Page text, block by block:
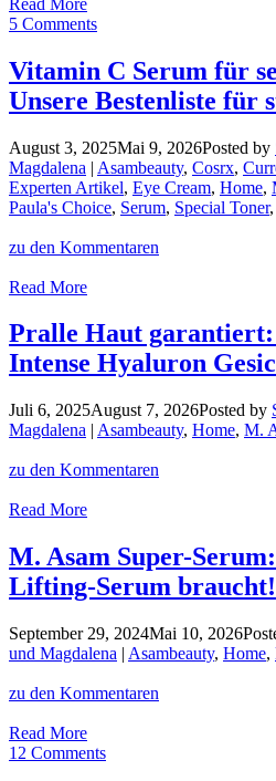
Asam
schon
Weihnachten?
Aber
beeilt
euch!
5 Comments
Vitamin C Serum für
Unsere Bestenliste für
August 3, 2025Mai 9, 2026Posted by
Magdalena | Asambeauty, Cosrx,
Experten Artikel, Eye Cream, Home,
Paula's Choice, Serum, Special Toner,
zu den Kommentaren
Read MoreVitamin
Serum
für
sensible
Unsere
Bestenliste
für
strahlende
Pralle Haut
Intense Hyaluron
Juli 6, 2025August 7, 2026Posted by
Magdalena | Asambeauty, Home, M.
zu den Kommentaren
Read MorePralle
garantiert:
M.
Asam
Intense
Hyaluron
Gesichtswasser
M. Asam Super-
Lifting-Serum braucht!
September 29, 2024Mai 10, 2026
und Magdalena | Asambeauty, Home,
zu den Kommentaren
Read MoreM.
Asam
12 Comments